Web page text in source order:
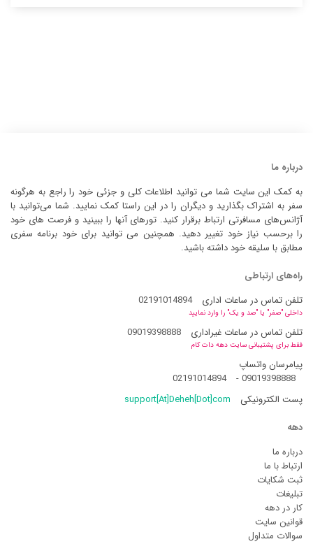
درباره ما
به کمک این سایت شما می توانید اطلاعات کلی و جزئی خود را راجع به هرگونه
سفر به اشتراک بگذارید و دیگران را در این راستا کمک نمایید. شما می‌توانید با
آژانس‌های مسافرتی ارتباط برقرار کنید. تورهای آنها را ببینید و فرصت های خود
را برحسب نیاز خود تغییر دهید. همچنین می توانید برای خود برنامه سفری
مطابق با سلیقه خود داشته باشید.
راه‌های ارتباطی
تلفن تماس در ساعات اداری
02191014894
داخلی "صفر" یا "صد و یک" را وارد نمایید
تلفن تماس در ساعات غیراداری 09019398888
فقط برای پشتیبانی سایت دهه دات کام
پیامرسان واتساپ
09019398888
-
02191014894
پست الکترونیکی
support[At]Deheh[Dot]com
دهه
درباره ما
ارتباط با ما
ثبت شکایات
تبلیغات
کار در دهه
قوانین سایت
سوالات متداول